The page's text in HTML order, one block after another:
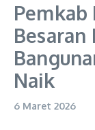
Besaran
Naik
6 Maret 2026